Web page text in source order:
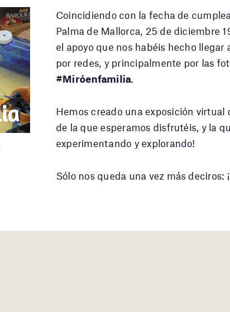
Coincidiendo con la fecha de
Palma de Mallorca, 25 de diciembre
el apoyo que nos habéis hecho
por redes, y principalmente por las
#Miróenfamilia.
Hemos creado una exposición virtual
de la que esperamos disfrutéis, y la
experimentando y explorando!
Sólo nos queda una vez más deciros: